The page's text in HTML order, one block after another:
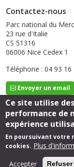
Contactez-nous
Parc national du
23 rue d'Italie
CS 51316
06006 Nice Cedex 1
Téléphone : 04 93 16
Envoyer un email
Suivez-nous
Ce site utilise
performance de
expérience
En poursuivant votre
cookies. Plus
Accepter
Refuser